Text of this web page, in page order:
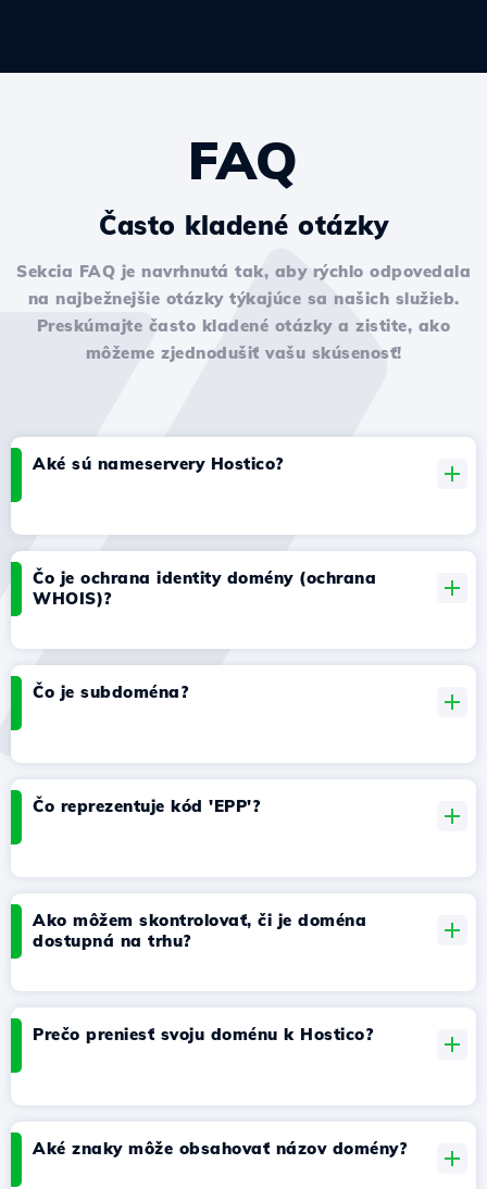
FAQ
Často kladené otázky
Sekcia FAQ je navrhnutá tak, aby rýchlo odpovedala
na najbežnejšie otázky týkajúce sa našich služieb.
Preskúmajte často kladené otázky a zistite, ako
môžeme zjednodušiť vašu skúsenosť!
Aké sú nameservery Hostico?
Čo je ochrana identity domény (ochrana
WHOIS)?
Čo je subdoména?
Čo reprezentuje kód 'EPP'?
Ako môžem skontrolovať, či je doména
dostupná na trhu?
Prečo preniesť svoju doménu k Hostico?
Aké znaky môže obsahovať názov domény?